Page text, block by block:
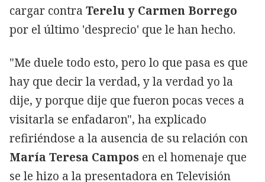
cargar contra Terelu y Carmen Borrego
por el último 'desprecio' que le han hecho.
"Me duele todo esto, pero lo que pasa es que
hay que decir la verdad, y la verdad yo la
dije, y porque dije que fueron pocas veces a
visitarla se enfadaron", ha explicado
refiriéndose a la ausencia de su relación con
María Teresa Campos en el homenaje que
se le hizo a la presentadora en Televisión